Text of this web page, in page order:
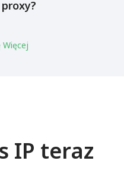
Więcej
IP teraz